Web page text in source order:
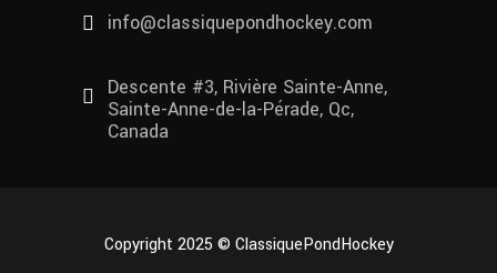
info@classiquepondhockey.com
Descente #3, Rivière Sainte-Anne,
Sainte-Anne-de-la-Pérade, Qc,
Canada
Copyright 2025 © ClassiquePondHockey